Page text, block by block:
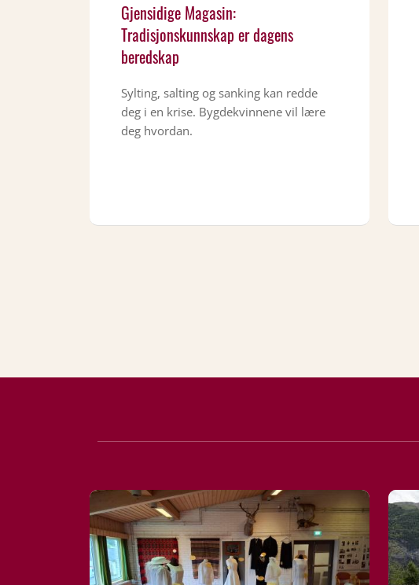
Gjensidige Magasin:
Tradisjonskunnskap er dagens
beredskap
Sylting, salting og sanking kan redde
deg i en krise. Bygdekvinnene vil lære
deg hvordan.